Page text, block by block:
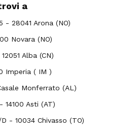
a
- 28041 Arona (NO)
Novara (NO)
Alba (CN)
Imperia ( IM )
Monferrato (AL)
14100 Asti (AT)
- 10034 Chivasso (TO)